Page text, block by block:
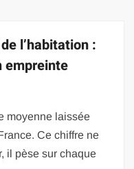
l’habitation :
empreinte
moyenne laissée
Ce chiffre ne
il pèse sur chaque